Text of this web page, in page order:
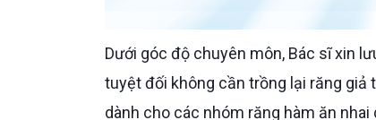
Dưới góc độ chuyên môn, Bác sĩ xin lưu ý rằng răng khôn là răng dư thừa chức năng. Sau khi nhổ bỏ, Chú
tuyệt đối không cần trồng lại răng giả
dành cho các nhóm răng hàm ăn